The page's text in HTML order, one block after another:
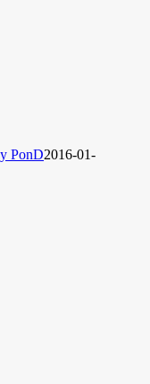
PonD2016-01-